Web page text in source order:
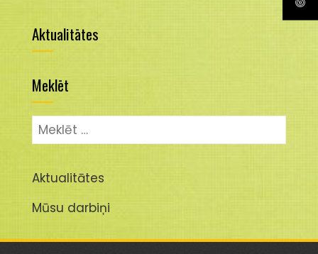
Aktualitātes
Meklēt
Meklēt:
Aktualitātes
Mūsu darbiņi